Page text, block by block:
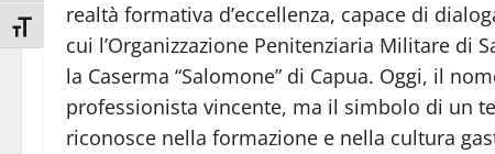
Attiva/disattiva dimensione testo
realtà formativa d’eccellenza, capace di
cui l’Organizzazione Penitenziaria Militare di
la Caserma “Salomone” di Capua. Oggi, il
professionista vincente, ma il simbolo di un
riconosce nella formazione e nella cultura